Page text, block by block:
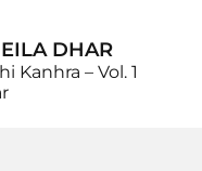
DHAR
Kanhra – Vol. 1